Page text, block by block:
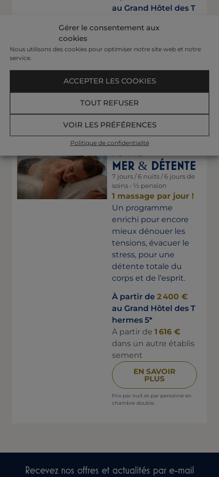
Gérer le consentement aux
cookies
Nous utilisons des cookies pour optimiser notre site web et notre
service.
ACCEPTER LES COOKIES
TOUT REFUSER
VOIR LES PRÉFÉRENCES
Politique de confidentialité
au Grand Hôtel des T
À partir de 1 193 €
EN SAVOIR
PLUS
chambre double.
FORME
MER & DÉTENTE
7 jours / 6 nuits / 6 jours de
soins • ½ pension
1 massage par jour !
Un programme
enrichi pour encore
mieux dénouer les
tensions, évacuer le
stress, pour une
détente totale du
corps et de l’esprit.
À partir de 2 400 €
au Grand Hôtel des T
hermes 5*
À partir de 1 616 €
dans un autre établis
sement
EN SAVOIR
PLUS
Prix par nuit et par personne en
chambre double.
Recevez nos offres et actualités par e-mail​